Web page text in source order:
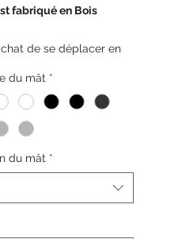
fabriqué en Bois
de se déplacer en
options pour concevoir
(mètre), matières,
du mât *
du mât *